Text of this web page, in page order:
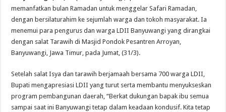
memanfatkan bulan Ramadan untuk menggelar Safari Ramadan,
dengan bersilaturahim ke sejumlah warga dan tokoh masyarakat. Ia
menemui para pengurus dan warga LDII Banyuwangi yang dirangkai
dengan salat Tarawih di Masjid Pondok Pesantren Arroyan,
Banyuwangi, Jawa Timur, pada Jumat, (31/3).
Setelah salat Isya dan tarawih berjamaah bersama 700 warga LDII,
Bupati mengapresiasi LDII yang turut serta membantu menyukseskan
program pembangunan daerah, “Berkat dukungan bapak ibu semua
sampai saat ini Banyuwangi tetap dalam keadaan kondusif. Kita tetap